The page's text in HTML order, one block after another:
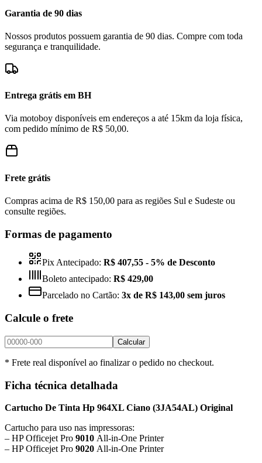
Garantia de 90 dias
Nossos produtos possuem garantia de 90 dias. Compre com toda
segurança e tranquilidade.
Entrega grátis em BH
Via motoboy disponíveis em endereços a até 15km da loja física,
com pedido mínimo de R$ 50,00.
Frete grátis
Compras acima de R$ 150,00 para as regiões Sul e Sudeste ou
consulte regiões.
Formas de pagamento
Pix Antecipado: R$ 407,55 - 5% de Desconto
Boleto antecipado: R$ 429,00
Parcelado no Cartão: 3x de R$ 143,00 sem juros
Calcule o frete
Calcular
* Frete real disponível ao finalizar o pedido no checkout.
Ficha técnica detalhada
Cartucho De Tinta Hp 964XL Ciano (3JA54AL) Original
Cartucho para uso nas impressoras:
– HP Officejet Pro 9010 All-in-One Printer
– HP Officejet Pro 9020 All-in-One Printer